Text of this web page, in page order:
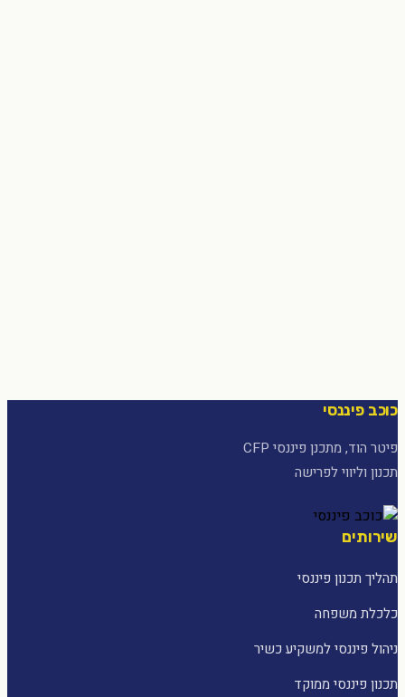
כוכב פיננסי
פיטר הוד, מתכנן פיננסי CFP
תכנון וליווי לפרישה
שירותים
תהליך תכנון פיננסי
כלכלת משפחה
ניהול פיננסי למשקיע כשיר
תכנון פיננסי ממוקד